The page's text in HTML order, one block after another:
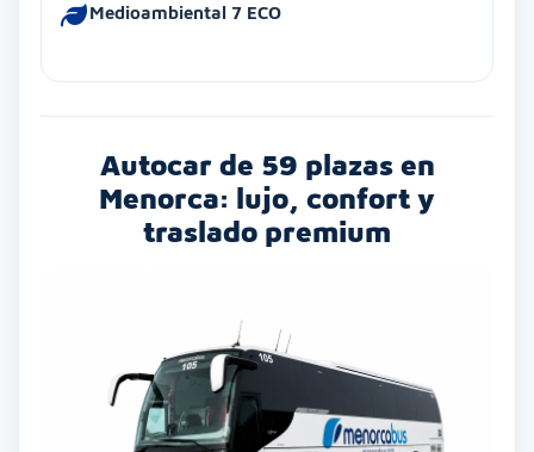
Medioambiental 7 ECO
Autocar de 59 plazas en
Menorca: lujo, confort y
traslado premium